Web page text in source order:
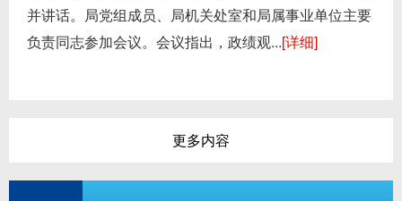
并讲话。局党组成员、局机关处室和局属事业单位主要
负责同志参加会议。会议指出，政绩观...[详细]
更多内容